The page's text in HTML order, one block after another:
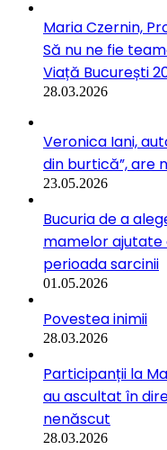
Maria Czernin,
Să nu ne fie
Viață București
28.03.2026
Veronica Iani,
din burtică”, are
23.05.2026
Bucuria de a
mamelor ajutate
perioada sarcinii
01.05.2026
Povestea inimii
28.03.2026
Participanții la
au ascultat în
nenăscut
28.03.2026